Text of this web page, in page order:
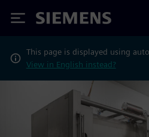
Siemens
This page is displayed using
View in English instead?